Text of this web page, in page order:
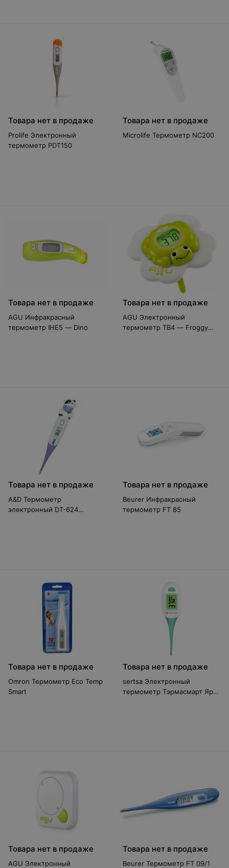
Товара нет в продаже
Prolife Электронный
термометр PDT150
Товара нет в продаже
Microlife Термометр NC200
Товара нет в продаже
AGU Инфракрасный
термометр IHE5 — Dino
Товара нет в продаже
AGU Электронный
термометр TB4 — Froggy
Товара нет в продаже
A&D Термометр
электронный DT-624
Товара нет в продаже
Beurer Инфракрасный
термометр FT 85
Товара нет в продаже
Omron Термометр Eco Temp
Smart
Товара нет в продаже
sertsa Электронный
термометр Тэрмасмарт Яркі
Товара нет в продаже
AGU Электронный
Товара нет в продаже
Beurer Термометр FT 09/1